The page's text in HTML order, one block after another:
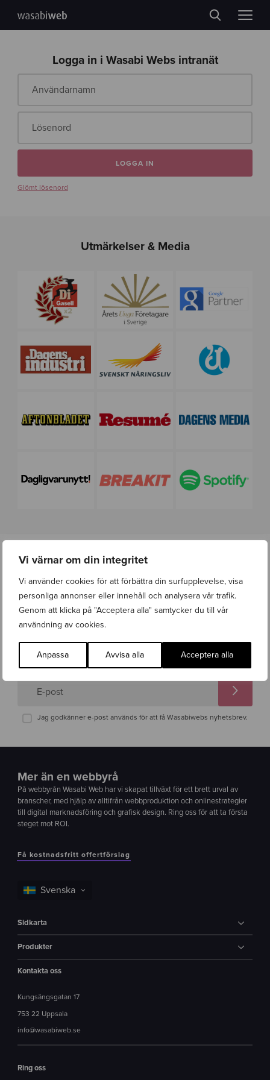
Vi värnar om din integritet
Vi använder cookies för att förbättra din surfupplevelse, visa
personliga annonser eller innehåll och analysera vår trafik.
Genom att klicka på "Acceptera alla" samtycker du till vår
användning av cookies.
Anpassa Avvisa alla Acceptera alla
Logga in i Wasabi Webs intranät
Användarnamn
Lösenord
LOGGA IN
Glömt lösenord
Utmärkelser & Media
Nyhetsbrev
Följ vad som händer på Wasabi Web
Få uppdateringar kring vad som händer på Wasabi Web och få de
senaste nyheterna direkt i inkorgen. På så sätt riskerar du inte att
missa något viktigt inom digital marknadsföring, design och säkerhet.
Prenumerera
E-post
Jag godkänner e-post används för att få Wasabiwebs nyhetsbrev.
Mer än en webbyrå
På webbyrån Wasabi Web har vi skapat tillväxt för ett brett urval av
branscher, med hjälp av alltifrån webbproduktion och onlinestrategier
till digital marknadsföring och grafisk design. Ring oss för att ta första
steget mot ROI.
Få kostnadsfritt offertförslag
Sidkarta
Produkter
Kontakta oss
Kungsängsgatan 17
753 22 Uppsala
info@wasabiweb.se
Ring oss